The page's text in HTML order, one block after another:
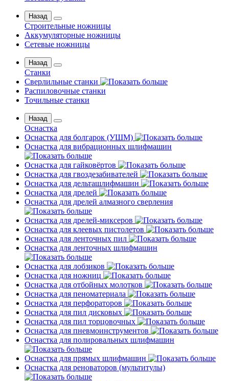
Назад
Строительные ножницы
Аккумуляторные ножницы
Сетевые ножницы
Назад
Станки
Сверлильные станки
Распиловочные станки
Точильные станки
Назад
Оснастка
Оснастка для болгарок (УШМ)
Оснастка для вибрационных шлифмашин
Оснастка для гайковёртов
Оснастка для гвоздезабивателей
Оснастка для дельташлифмашин
Оснастка для дрелей
Оснастка для дрелей алмазного сверления
Оснастка для дрелей-миксеров
Оснастка для клеевых пистолетов
Оснастка для ленточных пил
Оснастка для ленточных шлифмашин
Оснастка для лобзиков
Оснастка для ножниц
Оснастка для отбойных молотков
Оснастка для пеноматериала
Оснастка для перфораторов
Оснастка для пил дисковых
Оснастка для пил торцовочных
Оснастка для пневмоинструментов
Оснастка для полировальных шлифмашин
Оснастка для прямых шлифмашин
Оснастка для реноваторов (мультитулы)